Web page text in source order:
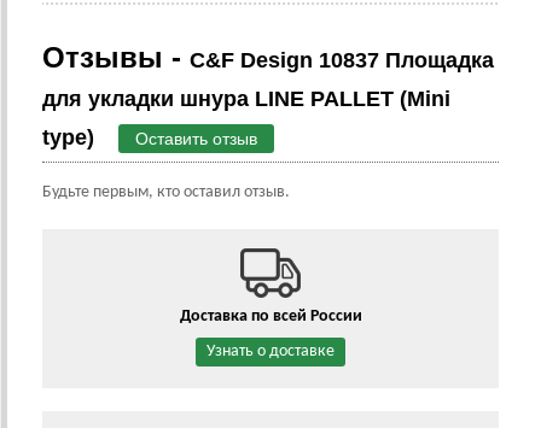
Отзывы - C&F Design 10837 Площадка
для укладки шнура LINE PALLET (Mini
type)
Оставить отзыв
Будьте первым, кто оставил отзыв.
Доставка по всей России
Узнать о доставке